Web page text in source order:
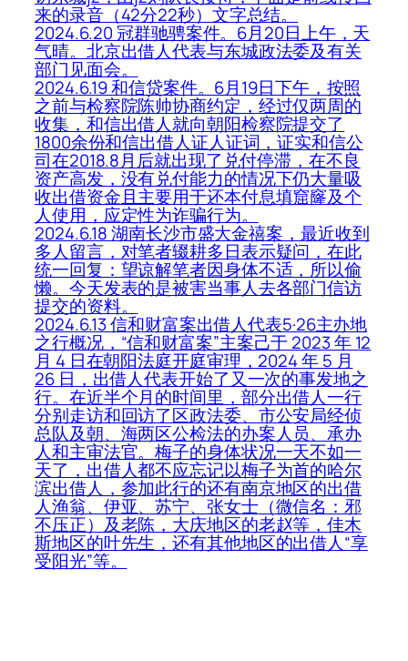
来的录音（42分22秒）文字总结。
2024.6.20 冠群驰骋案件。6月20日上午，天
气晴。北京出借人代表与东城政法委及有关
部门见面会。
2024.6.19 和信贷案件。6月19日下午，按照
之前与检察院陈帅协商约定，经过仅两周的
收集，和信出借人就向朝阳检察院提交了
1800余份和信出借人证人证词，证实和信公
司在2018.8月后就出现了兑付停滞，在不良
资产高发，没有兑付能力的情况下仍大量吸
收出借资金且主要用于还本付息填窟窿及个
人使用，应定性为诈骗行为。
2024.6.18 湖南长沙市盛大金禧案，最近收到
多人留言，对笔者辍耕多日表示疑问，在此
统一回复：望谅解笔者因身体不适，所以偷
懒。今天发表的是被害当事人去各部门信访
提交的资料。
2024.6.13 信和财富案出借人代表5·26主办地
之行概况，“信和财富案”主案己于 2023 年 12
月 4 日在朝阳法庭开庭审理，2024 年 5 月
26 日，出借人代表开始了又一次的事发地之
行。在近半个月的时间里，部分出借人一行
分别走访和回访了区政法委、市公安局经侦
总队及朝、海两区公检法的办案人员、承办
人和主审法官。梅子的身体状况一天不如一
天了，出借人都不应忘记以梅子为首的哈尔
滨出借人，参加此行的还有南京地区的出借
人渔翁、伊亚、苏宁、张女士（微信名：邪
不压正）及老陈，大庆地区的老赵等，佳木
斯地区的叶先生，还有其他地区的出借人“享
受阳光”等。